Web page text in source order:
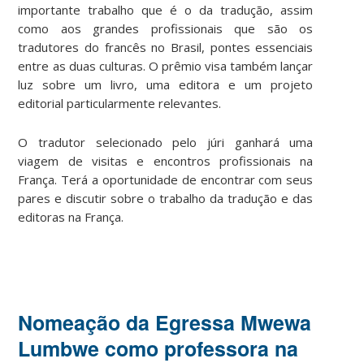
importante trabalho que é o da tradução, assim
como aos grandes profissionais que são os
tradutores do francês no Brasil, pontes essenciais
entre as duas culturas. O prêmio visa também lançar
luz sobre um livro, uma editora e um projeto
editorial particularmente relevantes.
O tradutor selecionado pelo júri ganhará uma
viagem de visitas e encontros profissionais na
França. Terá a oportunidade de encontrar com seus
pares e discutir sobre o trabalho da tradução e das
editoras na França.
Nomeação da Egressa Mwewa
Lumbwe como professora na